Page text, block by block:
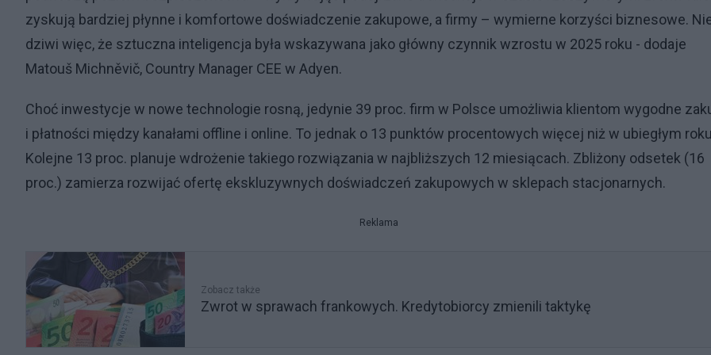
zyskują bardziej płynne i komfortowe doświadczenie zakupowe, a firmy – wymierne korzyści biznesowe.
dziwi więc, że sztuczna inteligencja była wskazywana jako główny czynnik wzrostu w 2025 roku - dodaje
Matouš Michněvič, Country Manager CEE w Adyen.
Choć inwestycje w nowe technologie rosną, jedynie 39 proc. firm w Polsce umożliwia klientom wygodne
i płatności między kanałami offline i online. To jednak o 13 punktów procentowych więcej niż w ubiegłym
Kolejne 13 proc. planuje wdrożenie takiego rozwiązania w najbliższych 12 miesiącach. Zbliżony odsetek (16
proc.) zamierza rozwijać ofertę ekskluzywnych doświadczeń zakupowych w sklepach stacjonarnych.
Reklama
Zobacz także
Zwrot w sprawach frankowych. Kredytobiorcy zmienili taktykę